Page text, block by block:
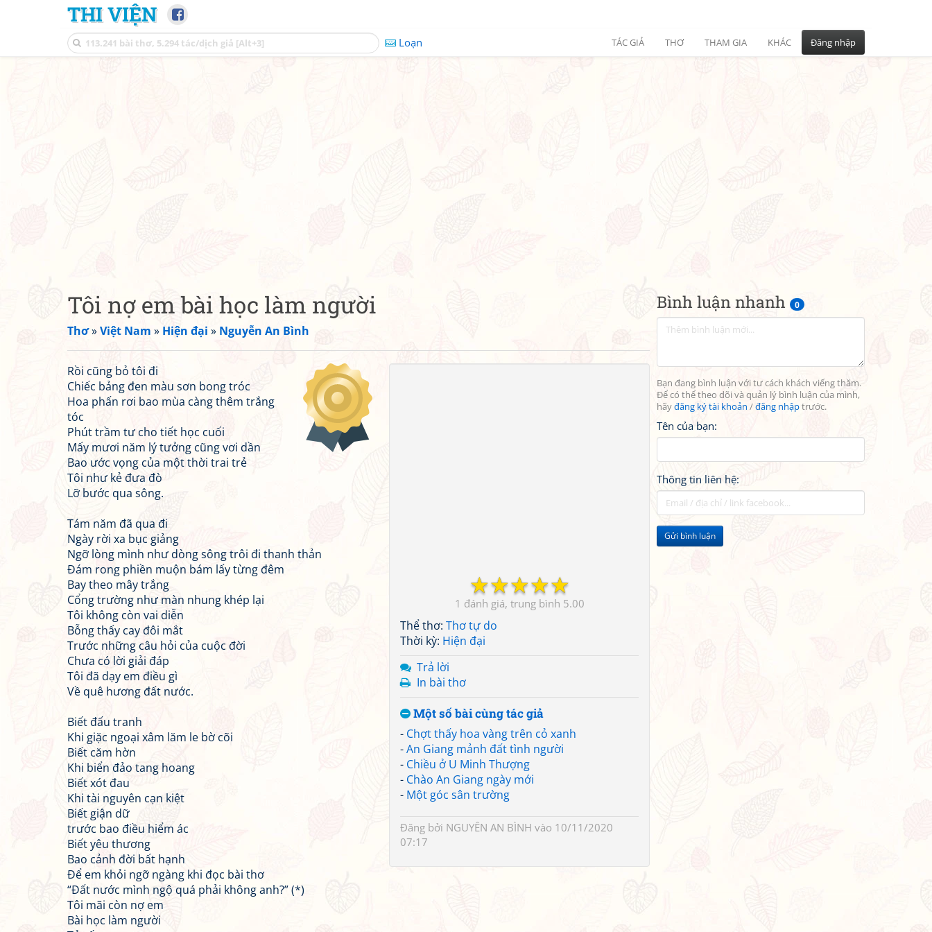
THI VIỆN
Loạn TÁC GIẢ THƠ THAM GIA KHÁC Đăng nhập
Bình luận nhanh 0
Bạn đang bình luận với tư cách khách viếng thăm.
Để có thể theo dõi và quản lý bình luận của mình,
hãyđăng ký tài khoản /đăng nhậptrước.
Tên của bạn:
Thông tin liên hệ:
Gửi bình luận
Tôi nợ em bài học làm người
Thơ»Việt Nam » Hiện đại » Nguyễn An Bình
☆
☆
☆
☆
☆
1 5.00
Thể thơ: Thơ tự do
Thời kỳ: Hiện đại
Trả lời
In bài thơ
Một số bài cùng tác giả
- Chợt thấy hoa vàng trên cỏ xanh
-An Giang mảnh đất tình người
- Chiều ở U Minh Thượng
- Chào An Giang ngày mới
- Một góc sân trường
Đăng bởi NGUYÊN AN BÌNH vào 10/11/2020
07:17
Rồi cũng bỏ tôi đi
Chiếc bảng đen màu sơn bong tróc
Hoa phấn rơi bao mùa càng thêm trắng
tóc
Phút trầm tư cho tiết học cuối
Mấy mươi năm lý tưởng cũng vơi dần
Bao ước vọng của một thời trai trẻ
Tôi như kẻ đưa đò
Lỡ bước qua sông.
Tám năm đã qua đi
Ngày rời xa bục giảng
Ngỡ lòng mình như dòng sông trôi đi thanh thản
Đám rong phiền muộn bám lấy từng đêm
Bay theo mây trắng
Cổng trường như màn nhung khép lại
Tôi không còn vai diễn
Bỗng thấy cay đôi mắt
Trước những câu hỏi của cuộc đời
Chưa có lời giải đáp
Tôi đã dạy em điều gì
Về quê hương đất nước.
Biết đấu tranh
Khi giặc ngoại xâm lăm le bờ cõi
Biết căm hờn
Khi biển đảo tang hoang
Biết xót đau
Khi tài nguyên cạn kiệt
Biết giận dữ
trước bao điều hiểm ác
Biết yêu thương
Bao cảnh đời bất hạnh
Để em khỏi ngỡ ngàng khi đọc bài thơ
“Đất nước mình ngộ quá phải không anh?” (*)
Tôi mãi còn nợ em
Bài học làm người